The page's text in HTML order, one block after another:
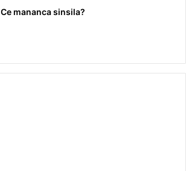
Ce mananca sinsila?